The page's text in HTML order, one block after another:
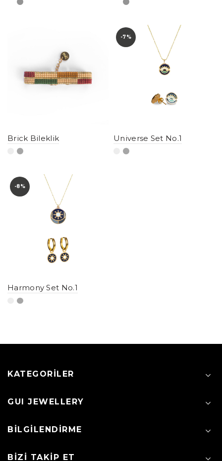
Brick Bileklik
-7%
Universe Set No.1
-8%
Harmony Set No.1
KATEGORILER
GUI JEWELLERY
BILGILENDIRME
BIZI TAKIP ET